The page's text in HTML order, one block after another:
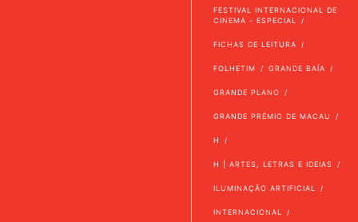
FESTIVAL INTERNACIONAL DE
CINEMA - ESPECIAL
FICHAS DE LEITURA
FOLHETIM GRANDE BAÍA
GRANDE PLANO
GRANDE PRÉMIO DE MACAU
H
H | ARTES, LETRAS E IDEIAS
ILUMINAÇÃO ARTIFICIAL
INTERNACIONAL